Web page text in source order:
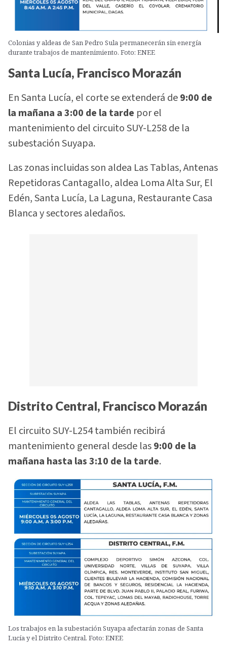
Colonias y aldeas de San Pedro Sula permanecerán sin energía
durante trabajos de mantenimiento. Foto: ENEE
Santa Lucía, Francisco Morazán
En Santa Lucía, el corte se extenderá de9:00 de
la mañana a 3:00 de la tarde por el
mantenimiento del circuito SUY-L258 de la
subestación Suyapa.
Las zonas incluidas son aldea Las Tablas, Antenas
Repetidoras Cantagallo, aldea Loma Alta Sur, El
Edén, Santa Lucía, La Laguna, Restaurante Casa
Blanca y sectores aledaños.
Distrito Central, Francisco Morazán
El circuito SUY-L254 también recibirá
mantenimiento general desde las9:00 de la
mañana hasta las 3:10 de la tarde.
Los trabajos en la subestación Suyapa afectarán zonas de Santa
Lucía y el Distrito Central. Foto: ENEE